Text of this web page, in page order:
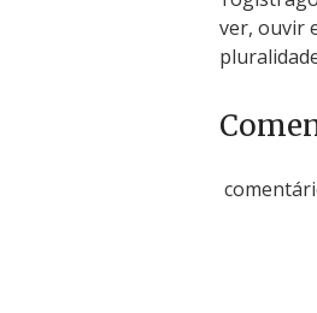
ver, ouvir